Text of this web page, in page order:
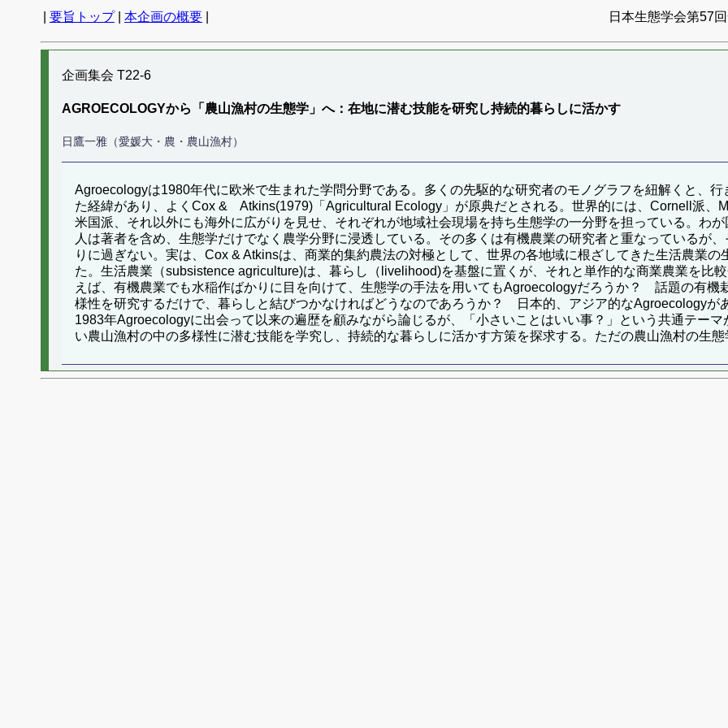
要旨トップ| 本企画の概要 日本生態学会第57
企画集会 T22-6
AGROECOLOGYから「農山漁村の生態学」へ：在地に潜む技能を研究し持続的暮らしに活かす
日鷹一雅（愛媛大・農・農山漁村）
Agroecologyは1980年代に欧米で生まれた学問分野である。多くの先駆的な研究者のモノグラフを紐解くと、
た経緯があり、よくCox & Atkins(1979)「Agricultural Ecology」が原典だとされる。世界的には、Cornell派、
米国派、それ以外にも海外に広がりを見せ、それぞれが地域社会現場を持ち生態学の一分野を担っている。わ
人は著者を含め、生態学だけでなく農学分野に浸透している。その多くは有機農業の研究者と重なっているが
りに過ぎない。実は、Cox & Atkinsは、商業的集約農法の対極として、世界の各地域に根ざしてきた生活農業の
た。生活農業（subsistence agriculture)は、暮らし（livelihood)を基盤に置くが、それと単作的な商業農業を比
えば、有機農業でも水稲作ばかりに目を向けて、生態学の手法を用いてもAgroecologyだろうか？ 話題の有
様性を研究するだけで、暮らしと結びつかなければどうなのであろうか？ 日本的、アジア的なAgroecologyが
1983年Agroecologyに出会って以来の遍歴を顧みながら論じるが、「小さいことはいい事？」という共通テー
い農山漁村の中の多様性に潜む技能を学究し、持続的な暮らしに活かす方策を探求する。ただの農山漁村の生態